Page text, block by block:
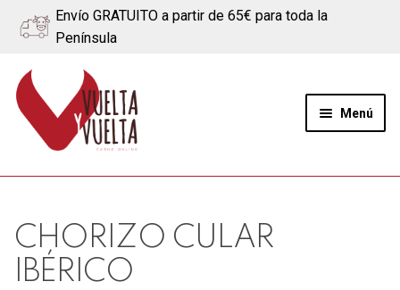
Envío GRATUITO a partir de 65€ para toda la
Península
Ir
a
navegación
Ir
al
contenido
Menú
Quiénes somos
Ternera
Cerdo
CHORIZO CULAR
IBÉRICO